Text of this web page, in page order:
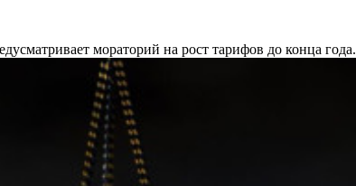
мораторий на рост тарифов до конца